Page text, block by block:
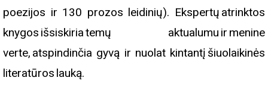
poezijos ir 130 prozos leidinių). Ekspertų atrinktos
knygos išsiskiria temų aktualumu ir menine
verte, atspindinčia gyvą ir nuolat kintantį šiuolaikinės
literatūros lauką.